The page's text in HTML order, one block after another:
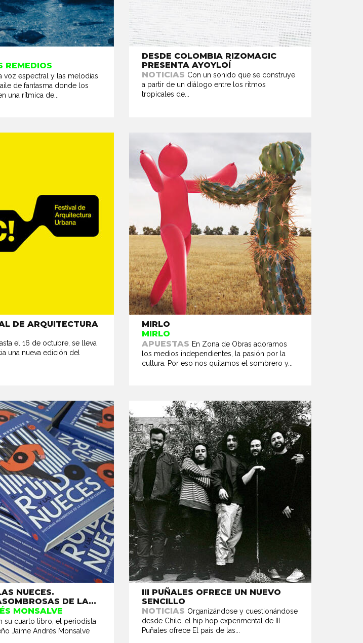
REMEDIOS
voz espectral y las melodías
de fantasma donde los
una rítmica de...
DESDE COLOMBIA RIZOMAGIC
PRESENTA AYOYLOÍ
NOTICIAS Con un sonido que se construye
a partir de un diálogo entre los ritmos
tropicales de...
DE ARQUITECTURA
el 16 de octubre, se lleva
una nueva edición del
MIRLO
MIRLO
APUESTAS En Zona de Obras adoramos
los medios independientes, la pasión por la
cultura. Por eso nos quitamos el sombrero y...
NUECES.
DE LA...
MONSALVE
su cuarto libro, el periodista
Jaime Andrés Monsalve
III PUÑALES OFRECE UN NUEVO
SENCILLO
NOTICIAS Organizándose y cuestionándose
desde Chile, el hip hop experimental de III
Puñales ofrece El país de las...